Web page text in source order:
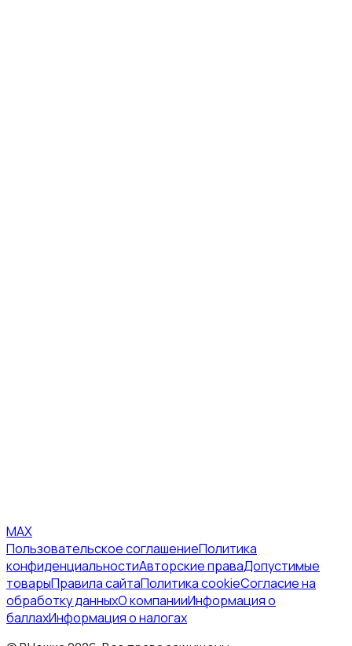
MAX
Пользовательское соглашениеПолитика
конфиденциальностиАвторские праваДопустимые
товарыПравила сайтаПолитика cookieСогласие на
обработку данныхО компанииИнформация о
баллахИнформация о налогах